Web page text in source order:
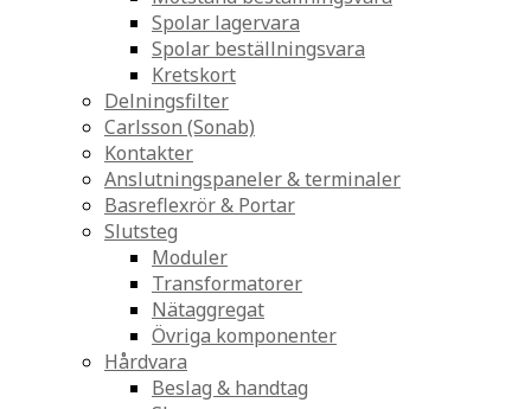
Spolar lagervara
Spolar beställningsvara
Kretskort
Delningsfilter
Carlsson (Sonab)
Kontakter
Anslutningspaneler & terminaler
Basreflexrör & Portar
Slutsteg
Moduler
Transformatorer
Nätaggregat
Övriga komponenter
Hårdvara
Beslag & handtag